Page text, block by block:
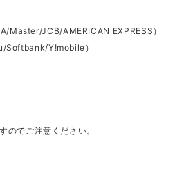
Master/JCB/AMERICAN EXPRESS）
Softbank/Y!mobile）
のでご注意ください。